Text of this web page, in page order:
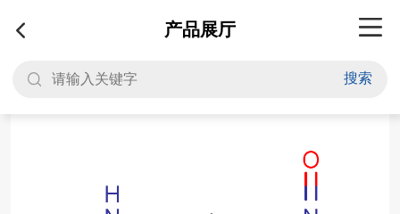
产品展厅
搜索